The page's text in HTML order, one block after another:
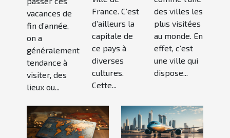
vacances de
fin d’année,
on a
généralement
tendance à
visiter, des
lieux ou...
France. C’est
d’ailleurs la
capitale de
ce pays à
diverses
cultures.
Cette...
des villes les
plus visitées
au monde. En
effet, c’est
une ville qui
dispose...